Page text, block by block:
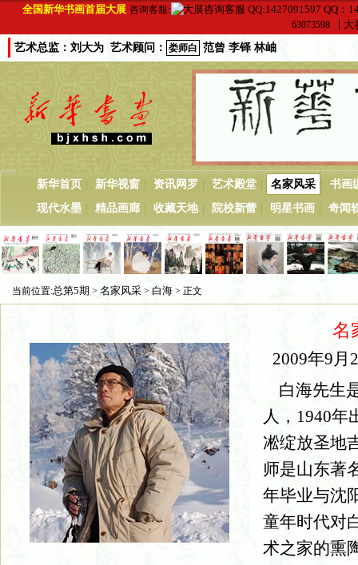
全国新华书画首届大展 咨询客服: QQ：
63073598 | 大
艺术总监：刘大为 艺术顾问： 娄师白 范曾 李铎 林岫
新华首页 | 新华视窗 | 资讯网罗 | 艺术殿堂 | 名家风采 |
书画
现代水墨 | 精品画廊 | 收藏天地 | 院校新蕾 | 明星书画 | 奇闻
当前位置:总第5期 > 名家风采 > 白海 > 正文
名
2009年9
白海先生
人，1940年
凇绽放圣地
师是山东著
年毕业与沈
童年时代对
术之家的熏